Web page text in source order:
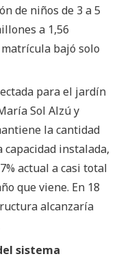
de niños de 3 a 5
a 1,56
bajó solo
para el jardín
Sol Alzú y
la cantidad
capacidad instalada,
actual a casi total
que viene. En 18
alcanzaría
sistema